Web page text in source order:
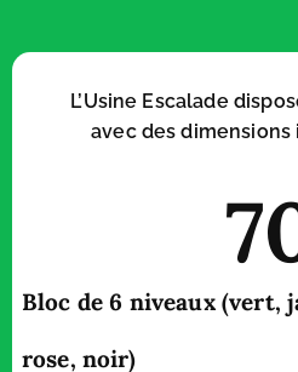
L’Usine Escalade
avec des
Bloc de 6 niveaux (vert,
rose, noir)